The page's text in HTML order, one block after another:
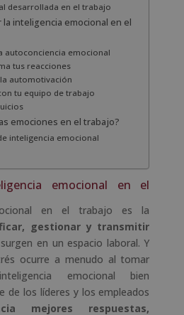
desarrollada en el trabajo
la inteligencia emocional en el
autoconciencia emocional
tus reacciones
automotivación
tu equipo de trabajo
emociones en el trabajo?
inteligencia emocional
emocional en el
en el trabajo es la
gestionar y transmitir
en un espacio laboral. Y
ocurre a menudo al tomar
emocional bien
de los líderes y los empleados
mejores respuestas,